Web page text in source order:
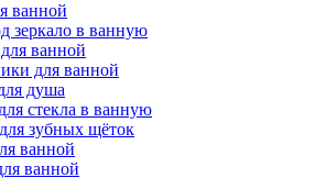
ванной
зеркало в ванную
ванной
для ванной
душа
стекла в ванную
зубных щёток
ванной
ванной